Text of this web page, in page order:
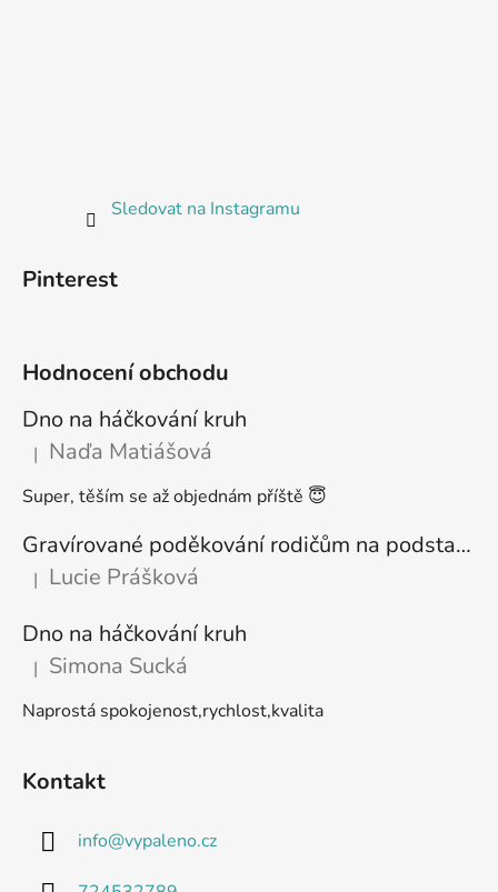
Sledovat na Instagramu
Pinterest
Hodnocení obchodu
Dno na háčkování kruh
Hodnocení produktu je 5 z 5 hvězdiček.
| Naďa Matiášová
Super, těším se až objednám příště 😇
Gravírované poděkování rodičům na podstavci
Hodnocení produktu je 5 z 5 hvězdiček.
| Lucie Prášková
Dno na háčkování kruh
Hodnocení produktu je 5 z 5 hvězdiček.
| Simona Sucká
Naprostá spokojenost,rychlost,kvalita
Kontakt
info@vypaleno.cz